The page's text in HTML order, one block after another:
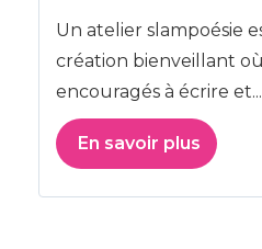
Un atelier slampoésie
création bienveillant
encouragés à écrire et...
En savoir plus